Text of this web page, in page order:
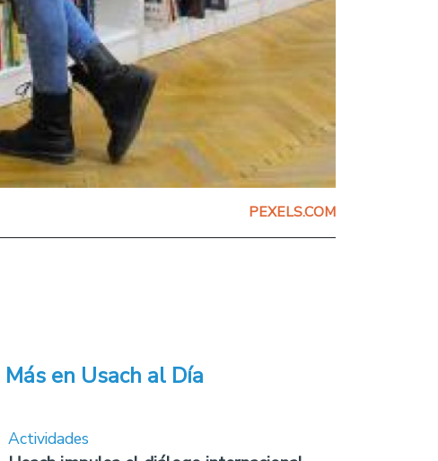
PEXELS.COM
Más en Usach al Día
Actividades